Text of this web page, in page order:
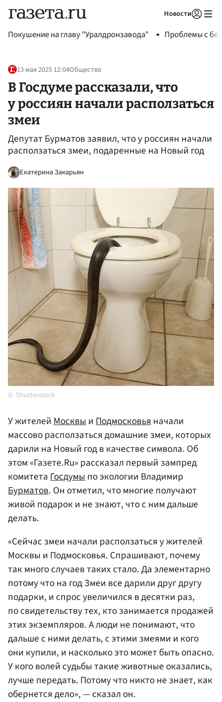
Новости
Покушение на главу "Уралдронзавода" Проблемы с
13 мая 2025 12:04Общество
В Госдуме рассказали, что
у россиян начали расползаться
змеи
Депутат Бурматов заявил, что у россиян начали
расползаться змеи, подаренные на Новый год
Екатерина Закарьян
Shutterstock
У жителейМосквыиПодмосковьяначали
массово расползаться домашние змеи, которых
дарили на Новый год в качестве символа. Об
этом «Газете.Ru» рассказал первый зампред
комитетаГосдумыпо экологии Владимир
Бурматов. Он отметил, что многие получают
живой подарок и не знают, что с ним дальше
делать.
«Сейчас змеи начали расползаться у жителей
Москвы и Подмосковья. Спрашивают, почему
так много случаев таких стало. Да элементарно
потому что на год Змеи все дарили друг другу
подарки, и спрос увеличился в десятки раз,
по свидетельству тех, кто занимается продажей
этих экземпляров. А люди не понимают, что
дальше с ними делать, с этими змеями и кого
они купили, и насколько это может быть опасно.
У кого волей судьбы такие животные оказались,
лучше передать. Потому что никто не знает, как
обернется дело», — сказал он.